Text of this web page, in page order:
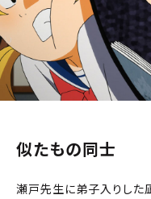
似たもの同士
瀬戸先生に弟子入りした